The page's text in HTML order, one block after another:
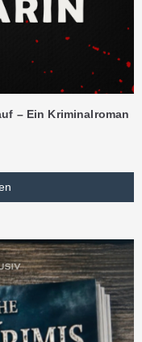
– Ein Kriminalroman